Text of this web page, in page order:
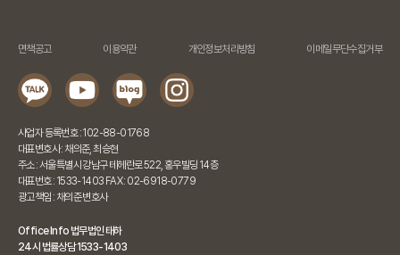
면책공고 이용약관 개인정보처리방침 이메일무단수집거부
사업자 등록번호 : 102-88-01768
대표변호사 : 채의준, 최승현
주소 : 서울특별시 강남구 테헤란로 522, 홍우빌딩 14층
대표번호 : 1533-1403 FAX : 02-6918-0779
광고책임 : 채의준 변호사
Office Info 법무법인 태하
24시 법률상담 1533-1403